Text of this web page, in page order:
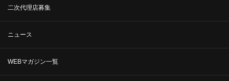
二次代理店募集
ニュース
WEBマガジン一覧